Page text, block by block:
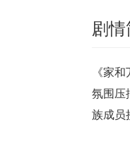
剧
《家
氛围压
族成员